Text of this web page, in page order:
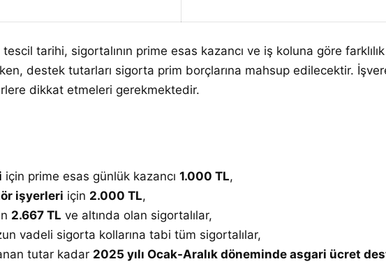
tarihi, sigortalının prime esas kazancı ve iş koluna göre
destek tutarları sigorta prim borçlarına mahsup edilecektir.
dikkat etmeleri gerekmektedir.
için prime esas günlük kazancı 1.000 TL,
işyerleri için 2.000 TL,
2.667 TL ve altında olan sigortalılar,
vadeli sigorta kollarına tabi tüm sigortalılar,
tutar kadar 2025 yılı Ocak-Aralık döneminde asgari ücret